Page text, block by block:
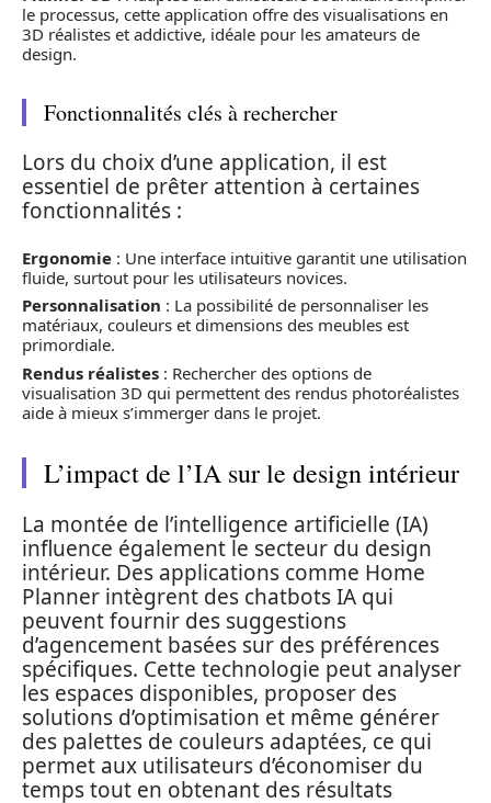
le processus, cette application offre des visualisations en
3D réalistes et addictive, idéale pour les amateurs de
design.
Fonctionnalités clés à rechercher
Lors du choix d’une application, il est
essentiel de prêter attention à certaines
fonctionnalités :
Ergonomie : Une interface intuitive garantit une utilisation
fluide, surtout pour les utilisateurs novices.
Personnalisation : La possibilité de personnaliser les
matériaux, couleurs et dimensions des meubles est
primordiale.
Rendus réalistes : Rechercher des options de
visualisation 3D qui permettent des rendus photoréalistes
aide à mieux s’immerger dans le projet.
L’impact de l’IA sur le design intérieur
La montée de l’intelligence artificielle (IA)
influence également le secteur du design
intérieur. Des applications comme Home
Planner intègrent des chatbots IA qui
peuvent fournir des suggestions
d’agencement basées sur des préférences
spécifiques. Cette technologie peut analyser
les espaces disponibles, proposer des
solutions d’optimisation et même générer
des palettes de couleurs adaptées, ce qui
permet aux utilisateurs d’économiser du
temps tout en obtenant des résultats